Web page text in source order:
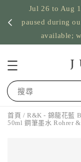
Jul 26 to Aug
paused during
available;
搜尋
首頁 / R&K - 錦龍花藍
50ml 鋼筆墨水 Rohrer